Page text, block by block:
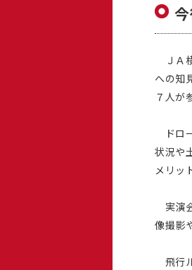
ＪＡ
への知
７人が
ドロ
状況や
メリッ
実演
像撮影
飛行